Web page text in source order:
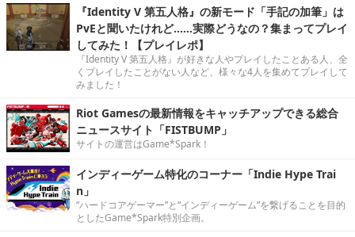
『Identity V 第五人格』の新モード「手記の加筆」は
PvEと聞いたけれど……実際どうなの？集まってプレイ
してみた！【プレイレポ】
『Identity V 第五人格』が好きな人やプレイしたことある人、全
くプレイしたことがない人など、様々な4人を集めてプレイして
みました！
Riot Gamesの最新情報をキャッチアップできる総合
ニュースサイト「FISTBUMP」
サイトの運営はGame*Spark！
インディーゲーム特化のコーナー「Indie Hype Trai
n」
“ハードコアゲーマー”と“インディーゲーム”を繋げることを目的
としたGame*Spark特別企画。